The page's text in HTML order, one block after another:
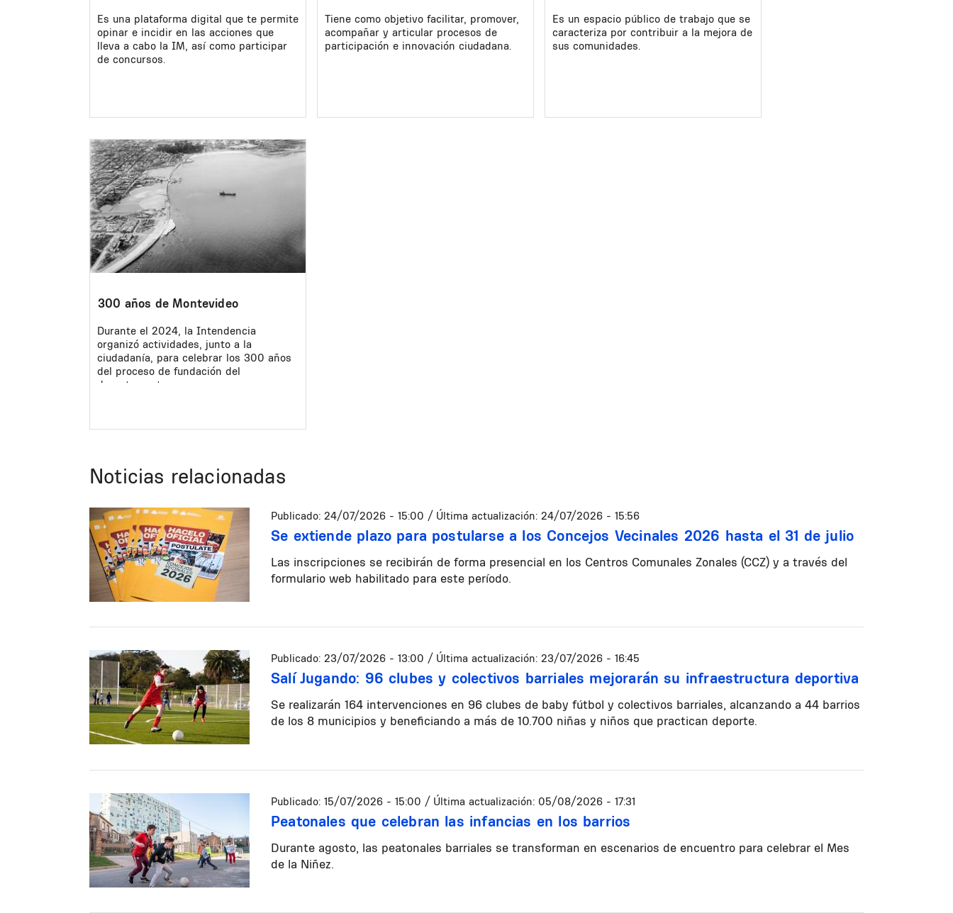
Es una plataforma digital que te permite
opinar e incidir en las acciones que
lleva a cabo la IM, así como participar
de concursos.
Tiene como objetivo facilitar, promover,
acompañar y articular procesos de
participación e innovación ciudadana.
Es un espacio público de trabajo que se
caracteriza por contribuir a la mejora de
sus comunidades.
Image
300 años de Montevideo
Durante el 2024, la Intendencia
organizó actividades, junto a la
ciudadanía, para celebrar los 300 años
del proceso de fundación del
departamento.
Noticias relacionadas
Publicado: 24/07/2026 - 15:00 / Última actualización: 24/07/2026 - 15:56
Se extiende plazo para postularse a los Concejos Vecinales 2026 hasta el 31 de julio
Las inscripciones se recibirán de forma presencial en los Centros Comunales Zonales (CCZ) y a través del
formulario web habilitado para este período.
Publicado: 23/07/2026 - 13:00 / Última actualización: 23/07/2026 - 16:45
Salí Jugando: 96 clubes y colectivos barriales mejorarán su infraestructura deportiva
Se realizarán 164 intervenciones en 96 clubes de baby fútbol y colectivos barriales, alcanzando a 44 barrios
de los 8 municipios y beneficiando a más de 10.700 niñas y niños que practican deporte.
Publicado: 15/07/2026 - 15:00 / Última actualización: 05/08/2026 - 17:31
Peatonales que celebran las infancias en los barrios
Durante agosto, las peatonales barriales se transforman en escenarios de encuentro para celebrar el Mes
de la Niñez.